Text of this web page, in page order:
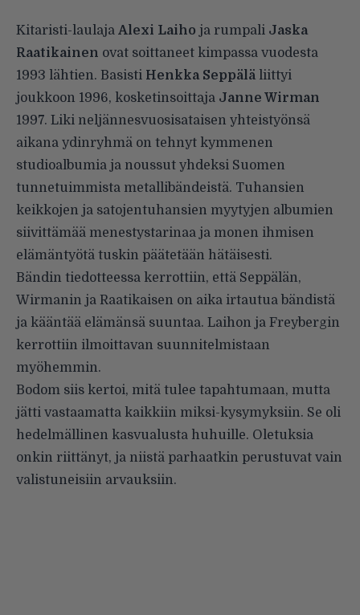
Kitaristi-laulaja Alexi Laiho ja rumpali Jaska
Raatikainen ovat soittaneet kimpassa vuodesta
1993 lähtien. Basisti Henkka Seppälä liittyi
joukkoon 1996, kosketinsoittaja Janne Wirman
1997. Liki neljännesvuosisataisen yhteistyönsä
aikana ydinryhmä on tehnyt kymmenen
studioalbumia ja noussut yhdeksi Suomen
tunnetuimmista metallibändeistä. Tuhansien
keikkojen ja satojentuhansien myytyjen albumien
siivittämää menestystarinaa ja monen ihmisen
elämäntyötä tuskin päätetään hätäisesti.
Bändin tiedotteessa kerrottiin, että Seppälän,
Wirmanin ja Raatikaisen on aika irtautua bändistä
ja kääntää elämänsä suuntaa. Laihon ja Freybergin
kerrottiin ilmoittavan suunnitelmistaan
myöhemmin.
Bodom siis kertoi, mitä tulee tapahtumaan, mutta
jätti vastaamatta kaikkiin miksi-kysymyksiin. Se oli
hedelmällinen kasvualusta huhuille. Oletuksia
onkin riittänyt, ja niistä parhaatkin perustuvat vain
valistuneisiin arvauksiin.